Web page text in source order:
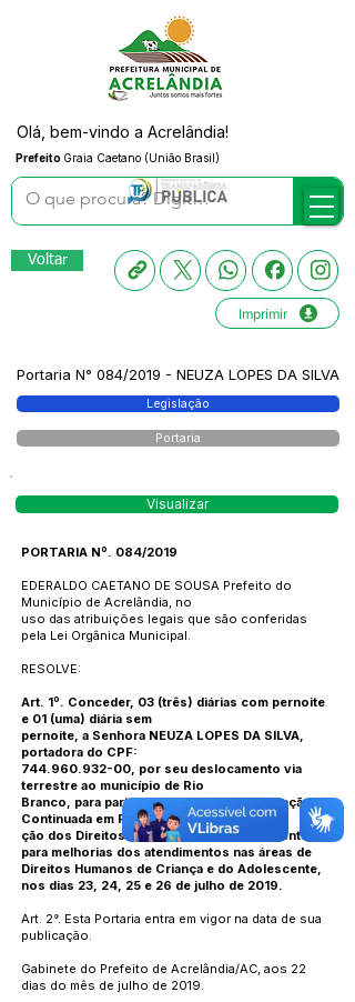
Prefeito Graia Caetano (União Brasil)
Olá, bem-vindo a Acrelândia!
Voltar
Imprimir
Portaria N° 084/2019 - NEUZA LOPES DA SILVA
Legislação
Portaria
Visualizar
PORTARIA Nº. 084/2019
EDERALDO CAETANO DE SOUSA Prefeito do
Município de Acrelândia, no
uso das atribuições legais que são conferidas
pela Lei Orgânica Municipal.
RESOLVE:
Art. 1º. Conceder, 03 (três) diárias com pernoite
e 01 (uma) diária sem
pernoite, a Senhora NEUZA LOPES DA SILVA,
portadora do CPF:
744.960.932-00, por seu deslocamento via
terrestre ao município de Rio
Branco, para participar do Curso de Formação
Continuada em Promo
ção dos Direitos da Criança e do Adolescente,
para melhorias dos atendimentos nas áreas de
Direitos Humanos de Criança e do Adolescente,
nos dias 23, 24, 25 e 26 de julho de 2019.
Art. 2°. Esta Portaria entra em vigor na data de sua
publicação.
Gabinete do Prefeito de Acrelândia/AC, aos 22
dias do mês de julho de 2019.